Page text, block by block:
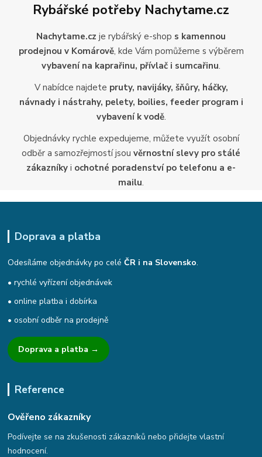
Rybářské potřeby Nachytame.cz
Nachytame.cz je rybářský e-shop s kamennou
prodejnou v Komárově, kde Vám pomůžeme s výběrem
vybavení na kaprařinu, přívlač i sumcařinu.
V nabídce najdete pruty, navijáky, šňůry, háčky,
návnady i nástrahy, pelety, boilies, feeder program i
vybavení k vodě.
Objednávky rychle expedujeme, můžete využít osobní
odběr a samozřejmostí jsou věrnostní slevy pro stálé
zákazníky i ochotné poradenství po telefonu a e-
mailu.
Doprava a platba
Odesíláme objednávky po celéČR i na Slovensko.
• rychlé vyřízení objednávek
• online platba i dobírka
• osobní odběr na prodejně
Doprava a platba →
Reference
Ověřeno zákazníky
Podívejte se na zkušenosti zákazníků nebo přidejte vlastní
hodnocení.